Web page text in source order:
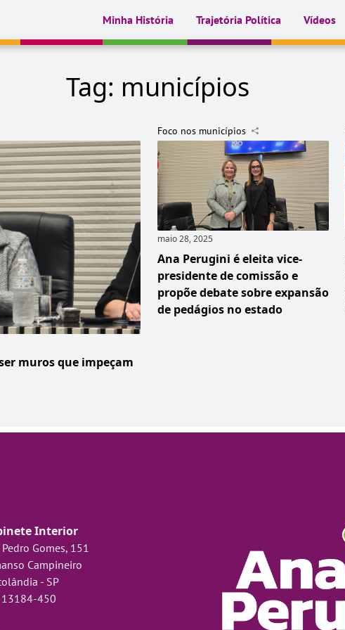
Minha História Trajetória Política Vídeos
Tag: municípios
muros que impeçam
Foco nos municípios
maio 28, 2025
Ana Perugini é eleita vice-
presidente de comissão e
propõe debate sobre expansão
de pedágios no estado
Interior
Gomes, 151
Campineiro
- SP
13184-450